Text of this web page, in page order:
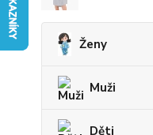
Ženy
Muži
Děti